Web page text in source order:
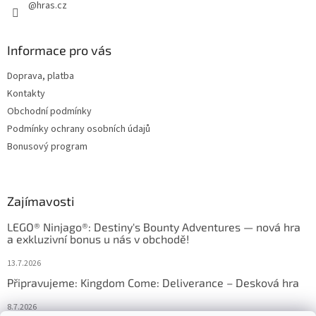
@hras.cz
Informace pro vás
Doprava, platba
Kontakty
Obchodní podmínky
Podmínky ochrany osobních údajů
Bonusový program
Zajímavosti
LEGO® Ninjago®: Destiny's Bounty Adventures — nová hra
a exkluzivní bonus u nás v obchodě!
13.7.2026
Připravujeme: Kingdom Come: Deliverance – Desková hra
8.7.2026